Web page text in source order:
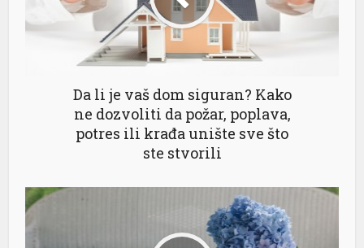
Da li je vaš dom siguran? Kako
ne dozvoliti da požar, poplava,
potres ili krađa unište sve što
ste stvorili